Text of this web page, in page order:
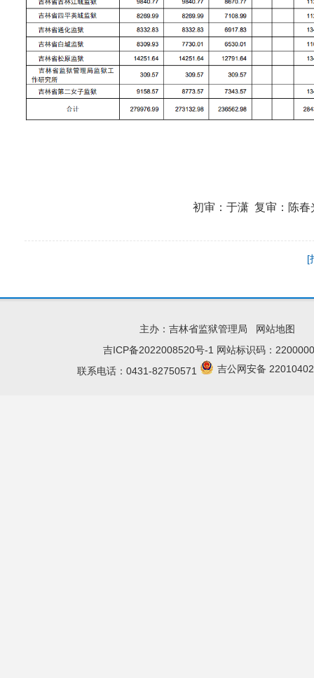
初审：于潇 复审：陈春光 终
[
主办：吉林省监狱管理局
网站地图
吉ICP备2022008520号-1 网站标识码：
联系电话：0431-82750571
吉公网安备